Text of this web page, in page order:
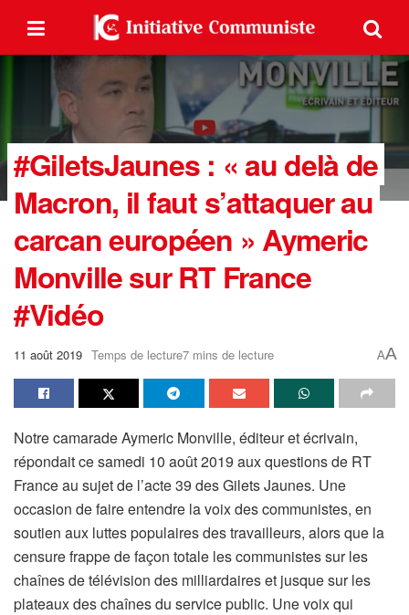
#GiletsJaunes : « au delà de
Macron, il faut s’attaquer au
carcan européen » Aymeric
Monville sur RT France
#Vidéo
11 août 2019 Temps de lecture7 mins de lecture AA
Notre camarade Aymeric Monville, éditeur et écrivain,
répondait ce samedi 10 août 2019 aux questions de RT
France au sujet de l’acte 39 des Gilets Jaunes. Une
occasion de faire entendre la voix des communistes, en
soutien aux luttes populaires des travailleurs, alors que la
censure frappe de façon totale les communistes sur les
chaînes de télévision des milliardaires et jusque sur les
plateaux des chaînes du service public. Une voix qui